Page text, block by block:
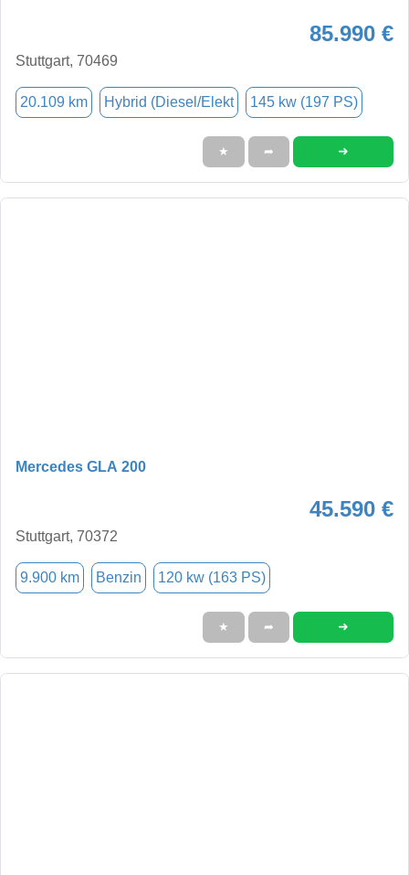
85.990 €
Stuttgart, 70469
20.109 km Hybrid (Diesel/Elekt 145 kw (197 PS)
★ ➦ ➜
Mercedes GLA 200
45.590 €
Stuttgart, 70372
9.900 km Benzin 120 kw (163 PS)
★ ➦ ➜